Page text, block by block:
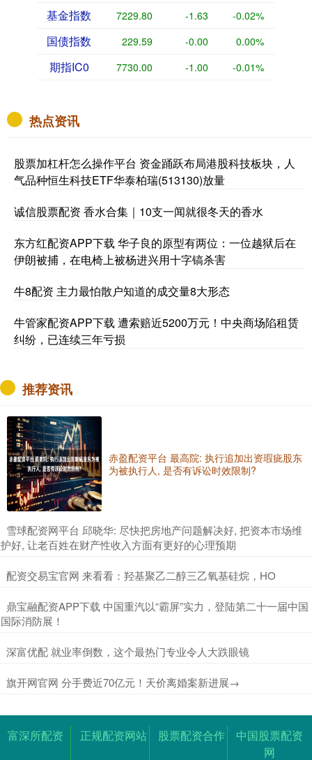
基金指数 7229.80 -1.63 -0.02%
国债指数 229.59 -0.00 0.00%
期指IC0 7730.00 -1.00 -0.01%
热点资讯
股票加杠杆怎么操作平台 资金踊跃布局港股科技板块，人
气品种恒生科技ETF华泰柏瑞(513130)放量
诚信股票配资 香水合集｜10支一闻就很冬天的香水
东方红配资APP下载 华子良的原型有两位：一位越狱后在
伊朗被捕，在电椅上被杨进兴用十字镐杀害
牛8配资 主力最怕散户知道的成交量8大形态
牛管家配资APP下载 遭索赔近5200万元！中央商场陷租赁
纠纷，已连续三年亏损
推荐资讯
赤盈配资平台 最高院: 执行追加出资瑕疵股东
为被执行人, 是否有诉讼时效限制?
​雪球配资网平台 邱晓华: 尽快把房地产问题解决好, 把资本市场维
护好, 让老百姓在财产性收入方面有更好的心理预期
​配资交易宝官网 来看看：羟基聚乙二醇三乙氧基硅烷，HO
​鼎宝融配资APP下载 中国重汽以“霸屏”实力，登陆第二十一届中国
国际消防展！
​深富优配 就业率倒数，这个最热门专业令人大跌眼镜
​旗开网官网 分手费近70亿元！天价离婚案新进展→
富深所配资 正规配资网站 股票配资合作
中国股票配资
网